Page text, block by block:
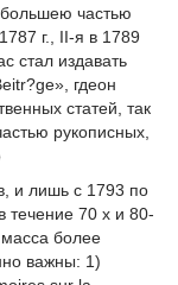
частью
г., II-я в 1789
стал издавать
гдеон
статей, так
рукописных,
и лишь с 1793 по
течение 70 х и 80-
более
важны: 1)